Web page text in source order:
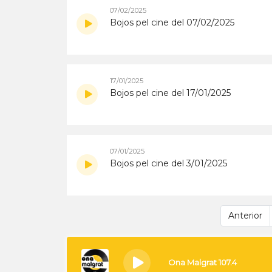
07/02/2025
Bojos pel cine del 07/02/2025
17/01/2025
Bojos pel cine del 17/01/2025
07/01/2025
Bojos pel cine del 3/01/2025
Anterior
Ona Malgrat 107.4